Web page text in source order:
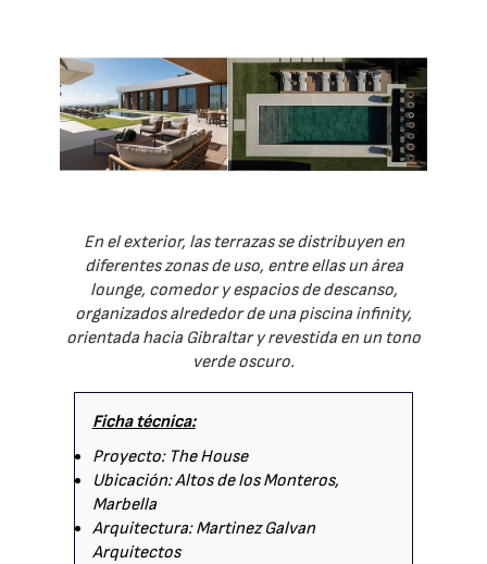
En el exterior, las terrazas se distribuyen en
diferentes zonas de uso, entre ellas un área
lounge, comedor y espacios de descanso,
organizados alrededor de una piscina infinity,
orientada hacia Gibraltar y revestida en un tono
verde oscuro.
Ficha técnica:
Proyecto: The House
Ubicación: Altos de los Monteros,
Marbella
Arquitectura: Martinez Galvan
Arquitectos